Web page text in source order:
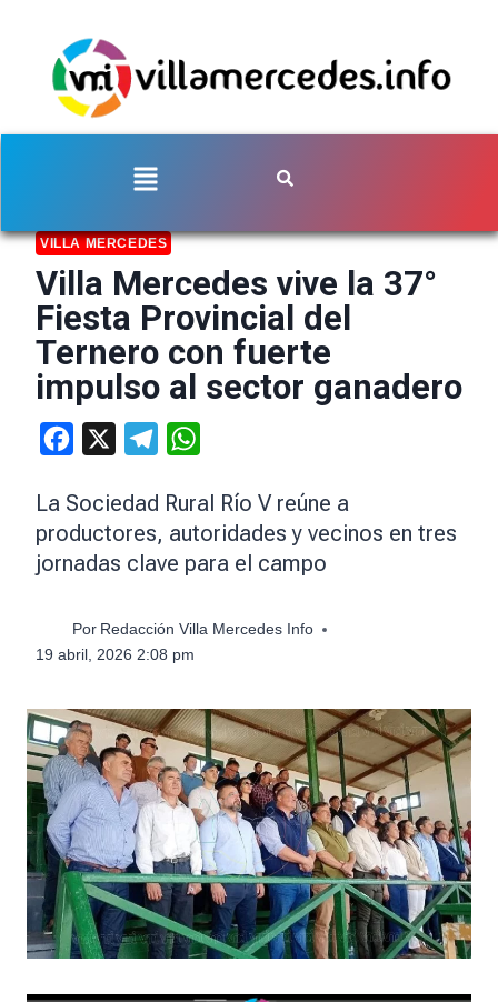
VILLA MERCEDES
Villa Mercedes vive la 37°
Fiesta Provincial del
Ternero con fuerte
impulso al sector ganadero
Facebook Telegram
La Sociedad Rural Río V reúne a
productores, autoridades y vecinos en tres
jornadas clave para el campo
Por Redacción Villa Mercedes Info
19 abril, 2026 2:08 pm